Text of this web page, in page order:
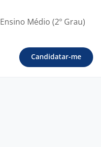
Ensino Médio (2º Grau)
Candidatar-me